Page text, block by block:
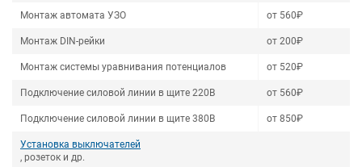
Монтаж автомата УЗО от 560₽
Монтаж DIN-рейки от 200₽
Монтаж системы уравнивания потенциалов от 520₽
Подключение силовой линии в щите 220В от 560₽
Подключение силовой линии в щите 380В от 850₽
Установка выключателей
, розеток и др.